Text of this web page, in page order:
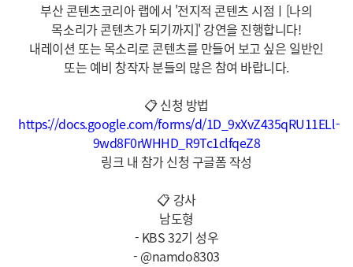
부산 콘텐츠코리아 랩에서 '전지적 콘텐츠 시점ㅣ[나의
목소리가 콘텐츠가 되기까지]' 강연을 진행합니다!
내레이션 또는 목소리로 콘텐츠를 만들어 보고 싶은 일반인
또는 예비 창작자 분들의 많은 참여 바랍니다.
📋신청 방법
https://docs.google.com/forms/d/1D_9xXvZ435qRU11ELl-
9wd8F0rWHHD_R9Tc1clfqeZ8
링크 내 참가 신청 구글폼 작성
📋강사
남도형
- KBS 32기 성우
- @namdo8303